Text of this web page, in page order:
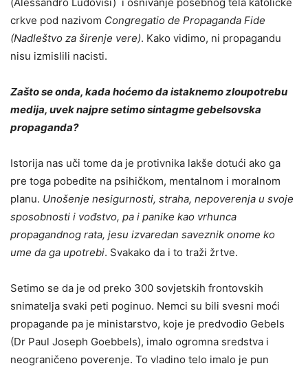
crkve pod nazivom Congregatio de Propaganda Fide
(Nadleštvo za širenje vere). Kako vidimo, ni propagandu
nisu izmislili nacisti.
Zašto se onda, kada hoćemo da istaknemo zloupotrebu
medija, uvek najpre setimo sintagme gebelsovska
propaganda?
Istorija nas uči tome da je protivnika lakše dotući ako ga
pre toga pobedite na psihičkom, mentalnom i moralnom
planu. Unošenje nesigurnosti, straha, nepoverenja u svoje
sposobnosti i vođstvo, pa i panike kao vrhunca
propagandnog rata, jesu izvaredan saveznik onome ko
ume da ga upotrebi. Svakako da i to traži žrtve.
Setimo se da je od preko 300 sovjetskih frontovskih
snimatelja svaki peti poginuo. Nemci su bili svesni moći
propagande pa je ministarstvo, koje je predvodio Gebels
(Dr Paul Joseph Goebbels), imalo ogromna sredstva i
neograničeno poverenje. To vladino telo imalo je pun